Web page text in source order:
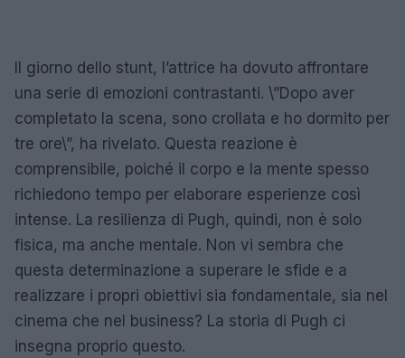
Il giorno dello stunt, l’attrice ha dovuto affrontare
una serie di emozioni contrastanti. \”Dopo aver
completato la scena, sono crollata e ho dormito per
tre ore\”, ha rivelato. Questa reazione è
comprensibile, poiché il corpo e la mente spesso
richiedono tempo per elaborare esperienze così
intense. La resilienza di Pugh, quindi, non è solo
fisica, ma anche mentale. Non vi sembra che
questa determinazione a superare le sfide e a
realizzare i propri obiettivi sia fondamentale, sia nel
cinema che nel business? La storia di Pugh ci
insegna proprio questo.